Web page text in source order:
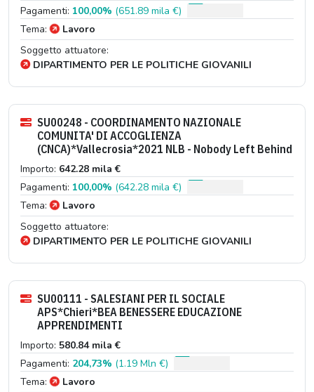
Pagamenti: 100,00% (651.89 mila €)
Tema:
Lavoro
Soggetto attuatore:
DIPARTIMENTO PER LE POLITICHE GIOVANILI
SU00248 - COORDINAMENTO NAZIONALE
COMUNITA' DI ACCOGLIENZA
(CNCA)*Vallecrosia*2021 NLB - Nobody Left Behind
Importo: 642.28 mila €
Pagamenti: 100,00% (642.28 mila €)
Tema:
Lavoro
Soggetto attuatore:
DIPARTIMENTO PER LE POLITICHE GIOVANILI
SU00111 - SALESIANI PER IL SOCIALE
APS*Chieri*BEA BENESSERE EDUCAZIONE
APPRENDIMENTI
Importo: 580.84 mila €
Pagamenti: 204,73% (1.19 Mln €)
Tema:
Lavoro